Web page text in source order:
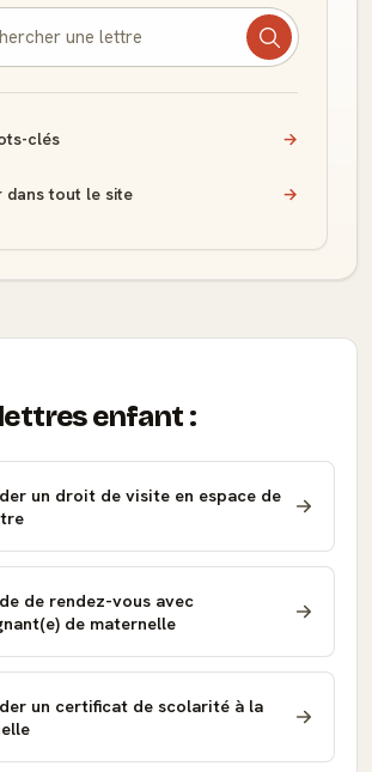
clés →
dans tout le site →
enfant :
un droit de visite en espace de
de rendez-vous avec
de maternelle
un certificat de scolarité à la